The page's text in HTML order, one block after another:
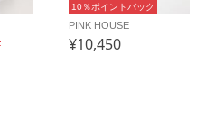
10％ポイントバック
PINK HOUSE
¥10,450